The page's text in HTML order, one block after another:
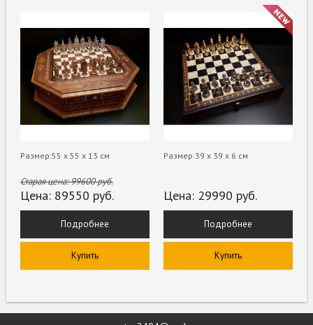
Размер:55 х 55 х 13 см
Старая цена:99600руб.
Цена: 89550 руб.
Подробнее
Купить
Размер:39 х 39 х 6 см
Цена: 29990 руб.
Подробнее
Купить